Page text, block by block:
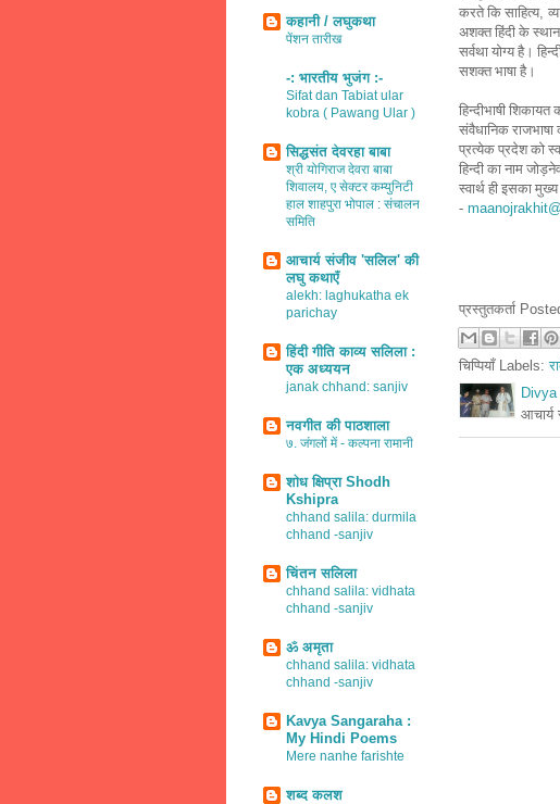
करते कि साहित्य,
अशक्तहिंदी के
सर्वथा योग्य है।
सशक्त भाषा है।
हिन्दीभाषी शिकायत
संवैधानिक
प्रत्येक प्रदेश को
हिन्दी का नाम
स्वार्थ ही इसका
-
प्रस्तुतकर्ता
चिप्पियाँ Labels:
आचार्य
कहानी / लघुकथा
पेंशन तारीख
-: भारतीय भुजंग :-
Sifat dan Tabiat ular
kobra ( Pawang Ular )
सिद्धसंत देवरहा बाबा
श्री योगिराज देवरा बाबा
शिवालय, ए सेक्टर कम्युनिटी
हाल शाहपुरा भोपाल : संचालन
समिति
आचार्य संजीव 'सलिल' की
लघु कथाएँ
alekh: laghukatha ek
parichay
हिंदी गीति काव्य सलिला :
एक अध्ययन
janak chhand: sanjiv
नवगीत की पाठशाला
७. जंगलों में - कल्पना रामानी
शोध क्षिप्रा Shodh
Kshipra
chhand salila: durmila
chhand -sanjiv
चिंतन सलिला
chhand salila: vidhata
chhand -sanjiv
ॐ अमृता
chhand salila: vidhata
chhand -sanjiv
Kavya Sangaraha :
My Hindi Poems
Mere nanhe farishte
शब्द कलश